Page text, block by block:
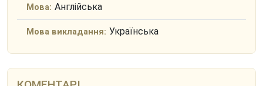
Мова: Англійська
Мова викладання: Українська